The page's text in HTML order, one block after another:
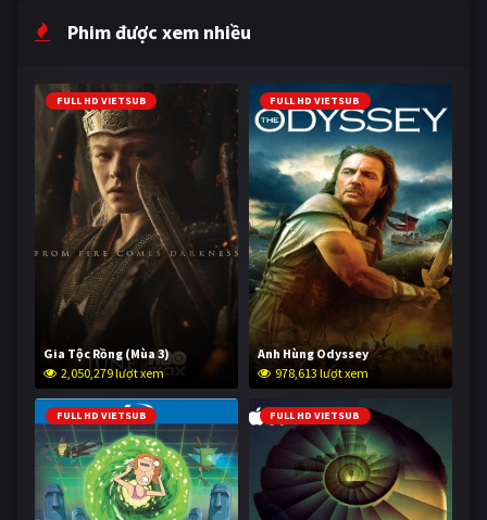
Phim được xem nhiều
FULL HD VIETSUB
Gia Tộc Rồng (Mùa 3)
2,050,279 lượt xem
FULL HD VIETSUB
Anh Hùng Odyssey
978,613 lượt xem
FULL HD VIETSUB FULL HD VIETSUB